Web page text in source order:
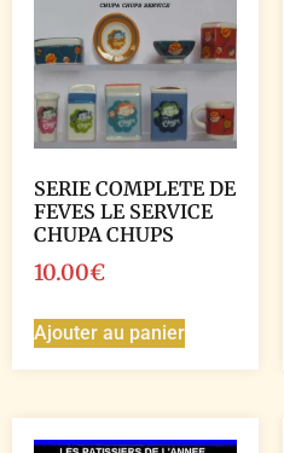
SERIE COMPLETE DE
FEVES LE SERVICE
CHUPA CHUPS
10.00€
Ajouter au panier